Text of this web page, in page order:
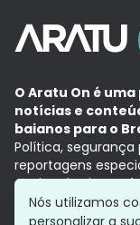
O Aratu On é
notícias e
baianos para o
Política,
reportagens
Aqui, tudo vira
com a
Grupo Aratu
Nós utilizamos
personalizar a